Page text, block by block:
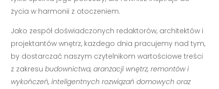
życia w harmonii z otoczeniem.
Jako zespół doświadczonych redaktorów, architektów i
projektantów wnętrz, każdego dnia pracujemy nad tym,
by dostarczać naszym czytelnikom wartościowe treści
z zakresubudownictwa, aranżacji wnętrz, remontów i
wykończeń, inteligentnych rozwiązań domowych oraz